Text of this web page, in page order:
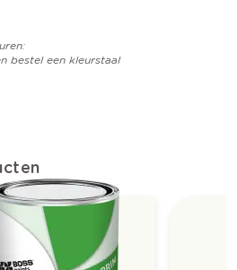
bestel een kleurstaal